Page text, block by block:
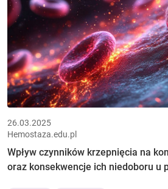
26.03.2025
Hemostaza.edu.pl
Wpływ czynników krzepnięcia na
oraz konsekwencje ich niedoboru u